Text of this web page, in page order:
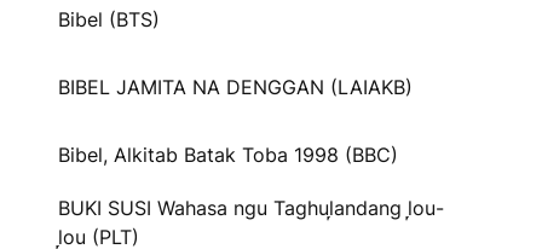
Bibel (BTS)
BIBEL JAMITA NA DENGGAN (LAIAKB)
Bibel, Alkitab Batak Toba 1998 (BBC)
BUKI SUSI Wahasa ngu Taghul᷊andang l᷊ou-
l᷊ou (PLT)